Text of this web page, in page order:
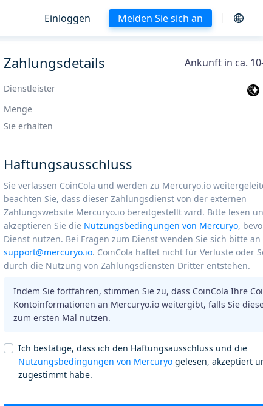
Einloggen Melden Sie sich an
Zahlungsdetails Ankunft in ca.
Dienstleister
Menge
Sie erhalten
Haftungsausschluss
Sie verlassen CoinCola und werden zu Mercuryo.io
beachten Sie, dass dieser Zahlungsdienst von der externen
Zahlungswebsite Mercuryo.io bereitgestellt wird. Bitte lesen
akzeptieren Sie die Nutzungsbedingungen von Mercuryo,
Dienst nutzen. Bei Fragen zum Dienst wenden Sie sich bitte an
support@mercuryo.io. CoinCola haftet nicht für Verluste oder
durch die Nutzung von Zahlungsdiensten Dritter entstehen.
Indem Sie fortfahren, stimmen Sie zu, dass CoinCola Ihre
Kontoinformationen an Mercuryo.io weitergibt, falls Sie
zum ersten Mal nutzen.
Ich bestätige, dass ich den Haftungsausschluss und die
Nutzungsbedingungen von Mercuryo gelesen, akzeptiert
zugestimmt habe.